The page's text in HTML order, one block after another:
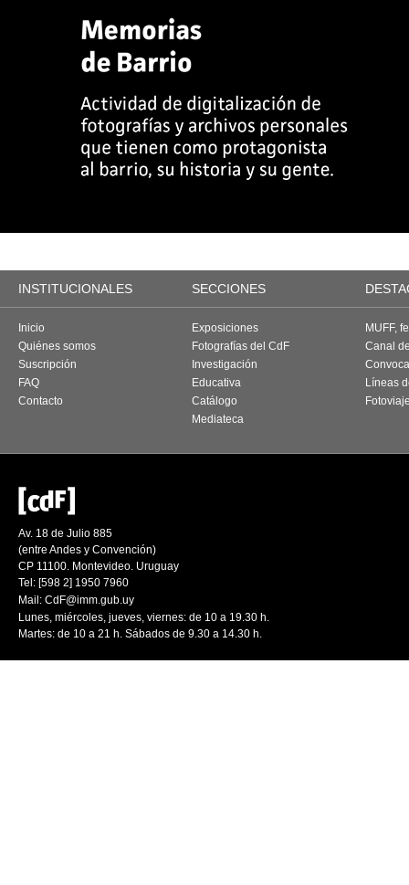
INSTITUCIONALES SECCIONES
Inicio
Quiénes somos
Suscripción
FAQ
Contacto
Exposiciones
Fotografías del CdF
Investigación
Educativa
Catálogo
Mediateca
MUFF,
Canal
Líneas
Av. 18 de Julio 885
(entre Andes y Convención)
CP 11100. Montevideo. Uruguay
Tel: [598 2] 1950 7960
Mail: CdF@imm.gub.uy
Lunes, miércoles, jueves, viernes: de 10 a 19.30 h.
Martes: de 10 a 21 h. Sábados de 9.30 a 14.30 h.